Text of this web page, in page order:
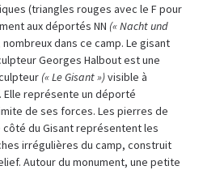
(triangles rouges avec le F pour
aux déportés NN (« Nacht und
nombreux dans ce camp. Le gisant
Georges Halbout est une
(« Le Gisant »)visible à
Elle représente un déporté
de ses forces. Les pierres de
du Gisant représentent les
irrégulières du camp, construit
Autour du monument, une petite